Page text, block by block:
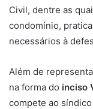
Civil, dentre as
condomínio,
necessários à
Além de
na forma do inciso
compete ao